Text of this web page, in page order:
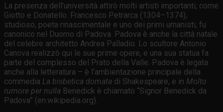
La presenza dell’università attirò molti artisti importanti, come
Giotto e Donatello. Francesco Petrarca (1304–1374),
studioso, poeta rinascimentale e uno dei primi umanisti, fu
canonico nel Duomo di Padova. Padova è anche la città natale
del celebre architetto Andrea Palladio. Lo scultore Antonio
Canova realizzò qui le sue prime opere, e una sua statua fa
parte del complesso del Prato della Valle. Padova è legata
anche alla letteratura – è l’ambientazione principale della
commedia La bisbetica domata di Shakespeare, e in Molto
rumore per nulla Benedick è chiamato “Signor Benedick da
Padova” (en.wikipedia.org).